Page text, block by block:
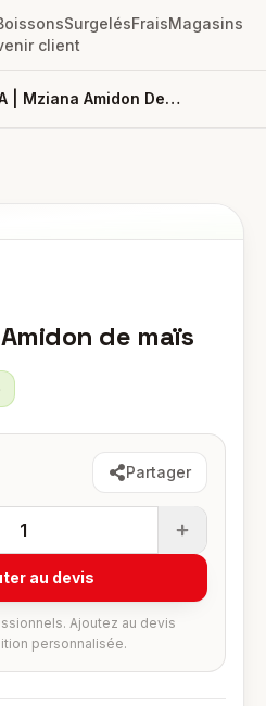
SurgelésFraisMagasins
client
MILIA | Mziana Amidon De Maïs
de maïs
Partager
1
au devis
Ajoutez au devis
personnalisée.